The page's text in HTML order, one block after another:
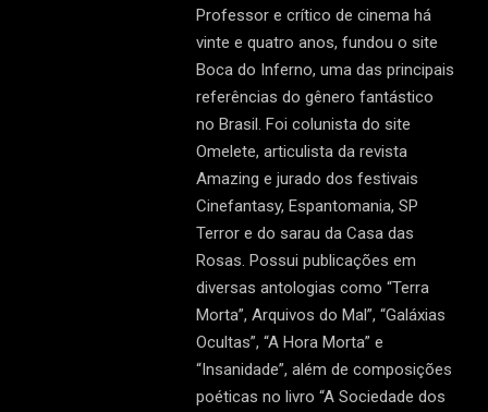
Professor e crítico de cinema há
vinte e quatro anos, fundou o site
Boca do Inferno, uma das principais
referências do gênero fantástico
no Brasil. Foi colunista do site
Omelete, articulista da revista
Amazing e jurado dos festivais
Cinefantasy, Espantomania, SP
Terror e do sarau da Casa das
Rosas. Possui publicações em
diversas antologias como “Terra
Morta”, Arquivos do Mal”, “Galáxias
Ocultas”, “A Hora Morta” e
“Insanidade”, além de composições
poéticas no livro “A Sociedade dos